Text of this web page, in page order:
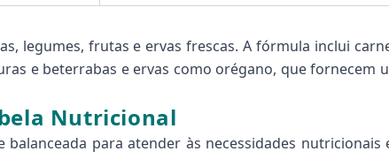
legumes, frutas e ervas frescas. A fórmula inclui
e beterrabas e ervas como orégano, que fornecem
Nutricional
para atender às necessidades nutricionais